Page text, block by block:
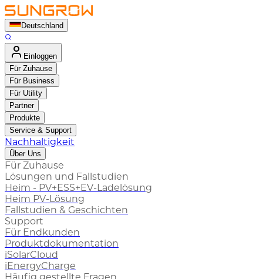
Deutschland
Einloggen
Für Zuhause
Für Business
Für Utility
Partner
Produkte
Service & Support
Nachhaltigkeit
Über Uns
Für Zuhause
Lösungen und Fallstudien
Heim - PV+ESS+EV-Ladelösung
Heim PV-Lösung
Fallstudien & Geschichten
Support
Für Endkunden
Produktdokumentation
iSolarCloud
iEnergyCharge